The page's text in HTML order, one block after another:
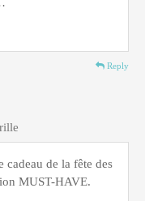
Reply
cadeau de la fête des
MUST-HAVE.